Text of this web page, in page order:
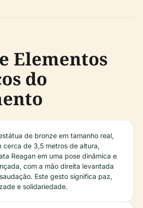
Elementos
do
de bronze em tamanho real,
cerca de 3,5 metros de altura,
Reagan em uma pose dinâmica e
com a mão direita levantada
Este gesto significa paz,
e solidariedade.